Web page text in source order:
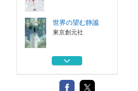
世界の望む静謐
東京創元社
猫の耳に甘い唄を